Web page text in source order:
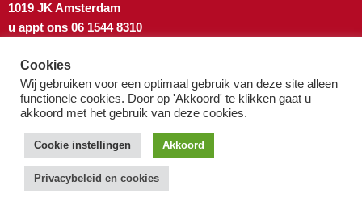
1019 JK Amsterdam
u appt ons 06 1544 8310
Algemene Voorwaarden
Privacy-beleid & cookies
Cookies
Wij gebruiken voor een optimaal gebruik van deze site alleen
functionele cookies. Door op 'Akkoord' te klikken gaat u
akkoord met het gebruik van deze cookies.
Cookie instellingen Akkoord
Privacybeleid en cookies